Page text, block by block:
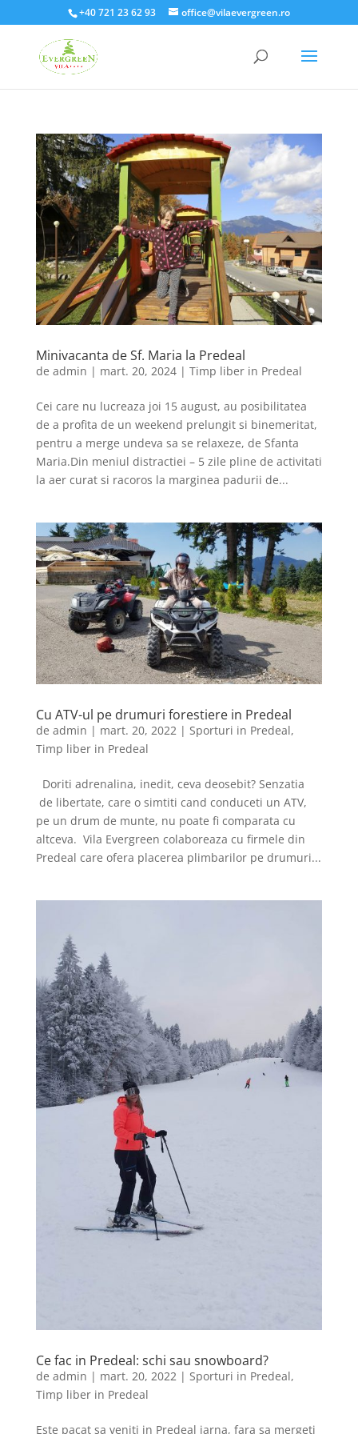
+40 721 23 62 93 office@vilaevergreen.ro
Minivacanta de Sf. Maria la Predeal
de admin | mart. 20, 2024| Timp liber in Predeal
Cei care nu lucreaza joi 15 august, au posibilitatea
de a profita de un weekend prelungit si binemeritat,
pentru a merge undeva sa se relaxeze, de Sfanta
Maria.Din meniul distractiei – 5 zile pline de activitati
la aer curat si racoros la marginea padurii de...
Cu ATV-ul pe drumuri forestiere in Predeal
de admin | mart. 20, 2022 | Sporturi in Predeal,
Timp liber in Predeal
Doriti adrenalina, inedit, ceva deosebit? Senzatia
de libertate, care o simtiti cand conduceti un ATV,
pe un drum de munte, nu poate fi comparata cu
altceva. Vila Evergreen colaboreaza cu firmele din
Predeal care ofera placerea plimbarilor pe drumuri...
Ce fac in Predeal: schi sau snowboard?
de admin | mart. 20, 2022| Sporturi in Predeal,
Timp liber in Predeal
Este pacat sa veniti in Predeal iarna, fara sa mergeti